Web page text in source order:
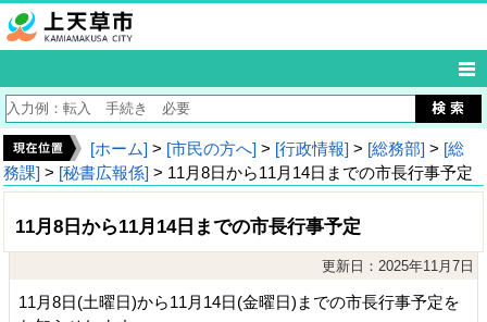
[ホーム] > [市民の方へ] > [行政情報] > [総務部] > [総
務課] > [秘書広報係] > 11月8日から11月14日までの市長行事予定
11月8日から11月14日までの市長行事予定
更新日：2025年11月7日
11月8日(土曜日)から11月14日(金曜日)までの市長行事予定を